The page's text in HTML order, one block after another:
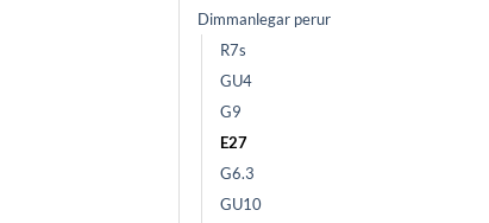
Dimmanlegar perur
R7s
GU4
G9
E27
G6.3
GU10